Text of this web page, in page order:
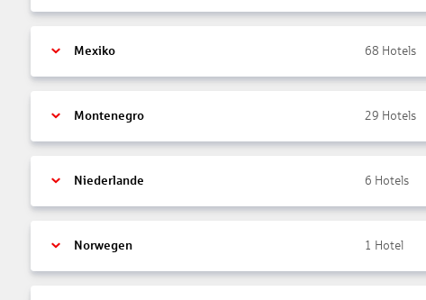
Mexiko 68 Hotels
Montenegro 29 Hotels
Niederlande 6 Hotels
Norwegen 1 Hotel